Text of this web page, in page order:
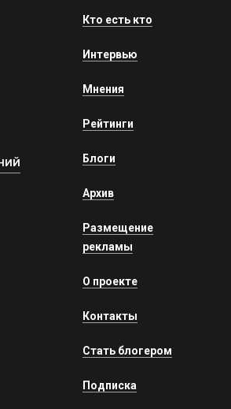
Кто есть кто
Интервью
Мнения
Рейтинги
Блоги
Архив
Размещение
рекламы
О проекте
Контакты
Стать блогером
Подписка